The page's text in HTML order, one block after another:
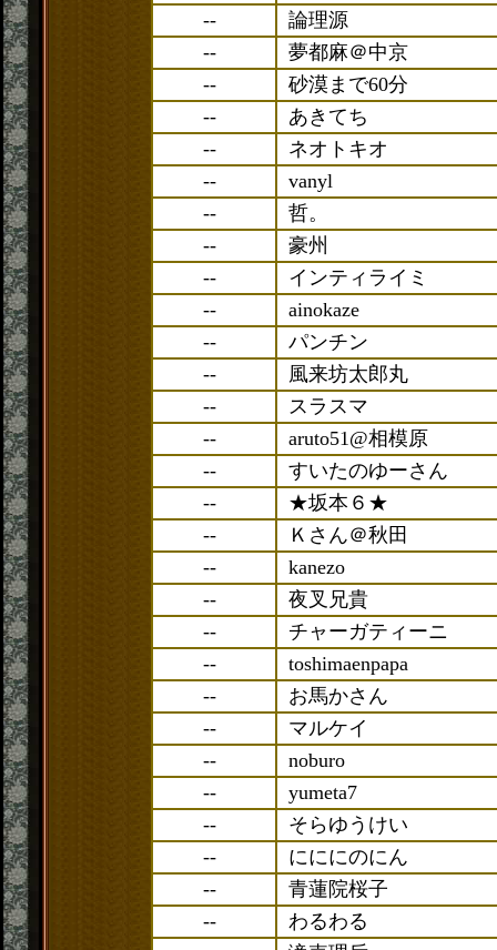
--
論理源
--
夢都麻＠中京
--
砂漠まで60分
--
あきてち
--
ネオトキオ
--
vanyl
--
哲。
--
豪州
--
インティライミ
--
ainokaze
--
パンチン
--
風来坊太郎丸
--
スラスマ
--
aruto51@相模原
--
すいたのゆーさん
--
★坂本６★
--
Ｋさん＠秋田
--
kanezo
--
夜叉兄貴
--
チャーガティーニ
--
toshimaenpapa
--
お馬かさん
--
マルケイ
--
noburo
--
yumeta7
--
そらゆうけい
--
にににのにん
--
青蓮院桜子
--
わるわる